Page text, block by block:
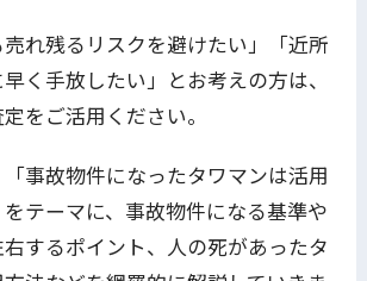
売れ残るリスクを避けたい」「近所
く手放したい」とお考えの方は、
をご活用ください。
事故物件になったタワマンは活用
テーマに、事故物件になる基準や
するポイント、人の死があったタ